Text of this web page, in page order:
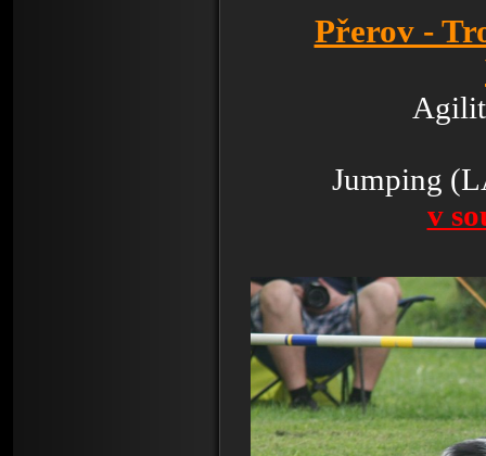
Přerov -
Jumping
v